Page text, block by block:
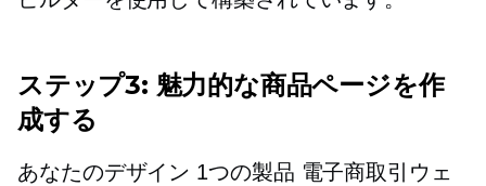
ステップ3: 魅力的な商品ページを作
成する
あなたのデザイン 1つの製品 電子商取引ウェ